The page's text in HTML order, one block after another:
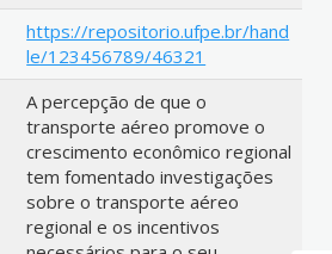
https://repositorio.ufpe.br/hand
le/123456789/46321
A percepção de que o
transporte aéreo promove o
crescimento econômico regional
tem fomentado investigações
sobre o transporte aéreo
regional e os incentivos